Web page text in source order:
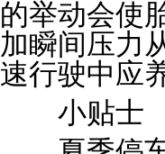
的举动会使
加瞬间压力
速行驶中应
小贴士